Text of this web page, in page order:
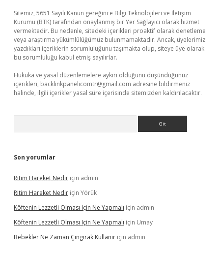
Sitemiz, 5651 Sayılı Kanun gereğince Bilgi Teknolojileri ve İletişim
Kurumu (BTK) tarafından onaylanmış bir Yer Sağlayıcı olarak hizmet
vermektedir. Bu nedenle, sitedeki içerikleri proaktif olarak denetleme
veya araştırma yükümlülüğümüz bulunmamaktadır. Ancak, üyelerimiz
yazdıkları içeriklerin sorumluluğunu taşımakta olup, siteye üye olarak
bu sorumluluğu kabul etmiş sayılırlar.
Hukuka ve yasal düzenlemelere aykırı olduğunu düşündüğünüz
içerikleri, backlinkpanelicomtr@gmail.com adresine bildirmeniz
halinde, ilgili içerikler yasal süre içerisinde sitemizden kaldırılacaktır.
Son yorumlar
Ritim Hareket Nedir için admin
Ritim Hareket Nedir için Yörük
Köftenin Lezzetli Olması Için Ne Yapmalı için admin
Köftenin Lezzetli Olması Için Ne Yapmalı için Umay
Bebekler Ne Zaman Çıngırak Kullanır için admin